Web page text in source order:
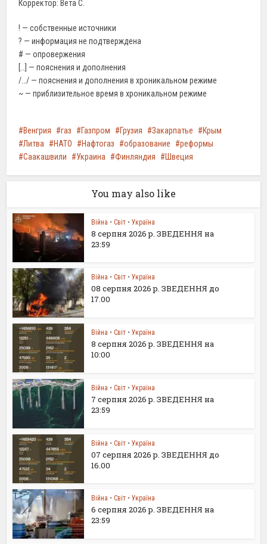
Корректор: Вета С.
! — собственные источники
? — информация не подтверждена
# — опровержения
[…] — пояснения и дополнения
/…/ — пояснения и дополнения в хроникальном режиме
~ — приблизительное время в хроникальном режиме
Венгрия газ Газпром Грузия Закарпатье
Крым
Литва
НАТО Нафтогаз образование
реформы
Саакашвили
Украина Финляндия Швеция
You may also like
Війна • Світ • Україна
8 серпня 2026 р. ЗВЕДЕННЯ на
23:59
Війна • Світ • Україна
08 серпня 2026 р. ЗВЕДЕННЯ до
17.00
Війна • Світ • Україна
8 серпня 2026 р. ЗВЕДЕННЯ на
10:00
Війна • Світ • Україна
7 серпня 2026 р. ЗВЕДЕННЯ на
23:59
Війна • Світ • Україна
07 серпня 2026 р. ЗВЕДЕННЯ до
16.00
Війна • Світ • Україна
6 серпня 2026 р. ЗВЕДЕННЯ на
23:59